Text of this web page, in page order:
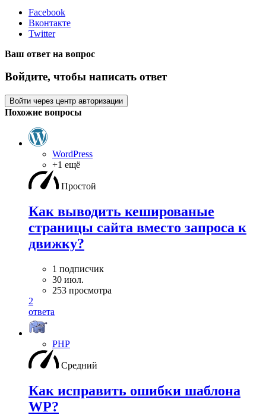
Facebook
Вконтакте
Twitter
Ваш ответ на вопрос
Войдите, чтобы написать ответ
Войти через центр авторизации
Похожие вопросы
WordPress
+1 ещё
Простой
Как выводить кешированые
страницы сайта вместо запроса к
движку?
1 подписчик
30 июл.
253 просмотра
2
ответа
PHP
Средний
Как исправить ошибки шаблона
WP?